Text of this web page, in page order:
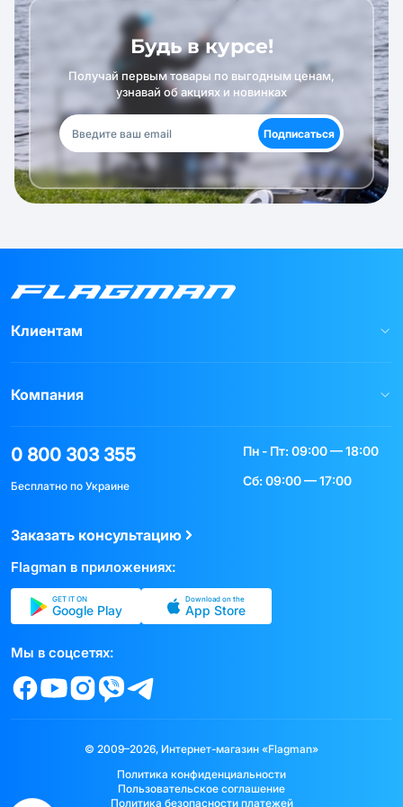
Будь в курсе!
Получай первым товары по выгодным ценам,
узнавай об акциях и новинках
Подписаться
Клиентам
Компания
0 800 303 355
Бесплатно по Украине
Пн - Пт: 09:00 — 18:00
Сб: 09:00 — 17:00
Заказать консультацию
Flagman в приложениях:
GET IT ON
Google Play
Download on the
App Store
Мы в соцсетях:
© 2009–2026, Интернет-магазин «Flagman»
Политика конфиденциальности
Пользовательское соглашение
Политика безопасности платежей